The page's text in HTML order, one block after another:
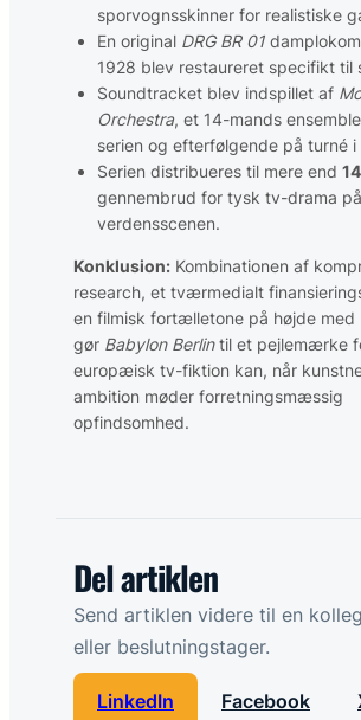
sporvognsskinner for realistiske
En original DRG BR 01
1928 blev restaureret specifikt til
Soundtracket blev indspillet af
Orchestra, et 14-mands
serien og efterfølgende på turné i
Serien distribueres til mere end
gennembrud for tysk tv-drama på
verdensscenen.
Konklusion: Kombinationen af
research, et tværmedialt
en filmisk fortælletone på højde med
gør Babylon Berlintil et pejlemærke
europæisk tv-fiktion kan, når
ambition møder forretningsmæssig
opfindsomhed.
Del artiklen
Send artiklen videre til en
eller beslutningstager.
LinkedIn Facebook